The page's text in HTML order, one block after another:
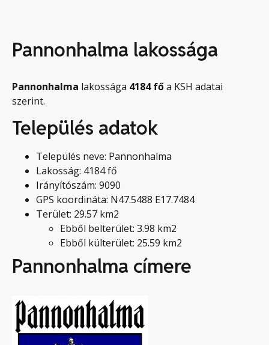
Pannonhalma lakossága
Pannonhalma lakossága 4184 főa KSH adatai
szerint.
Település adatok
Település neve: Pannonhalma
Lakosság: 4184 fő
Irányítószám: 9090
GPS koordináta: N47.5488 E17.7484
Terület: 29.57 km2
Ebből belterület: 3.98 km2
Ebből külterület: 25.59 km2
Pannonhalma címere